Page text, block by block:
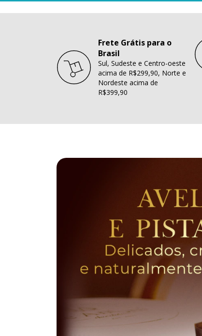
Frete Grátis para o
Brasil
Sul, Sudeste e Centro-oeste
acima de R$299,90, Norte e
Nordeste acima de
R$399,90